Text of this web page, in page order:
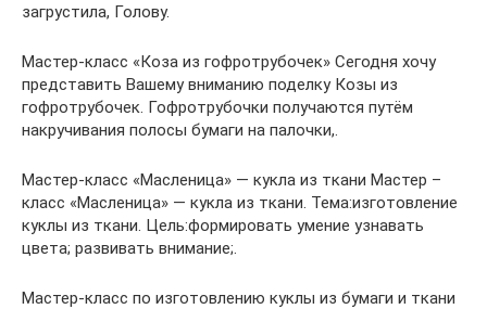
загрустила, Голову.
Мастер-класс «Коза из гофротрубочек» Сегодня хочу
представить Вашему вниманию поделку Козы из
гофротрубочек. Гофротрубочки получаются путём
накручивания полосы бумаги на палочки,.
Мастер-класс «Масленица» — кукла из ткани Мастер –
класс «Масленица» — кукла из ткани. Тема:изготовление
куклы из ткани. Цель:формировать умение узнавать
цвета; развивать внимание;.
Мастер-класс по изготовлению куклы из бумаги и ткани